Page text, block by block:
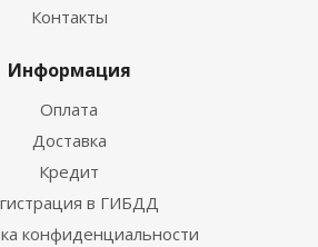
Контакты
Информация
Оплата
Доставка
Кредит
в ГИБДД
конфиденциальности